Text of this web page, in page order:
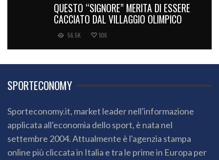
QUESTO “SIGNORE” MERITA DI ESSERE
CACCIATO DAL VILLAGGIO OLIMPICO
56.5K 106
SPORTECONOMY
Sporteconomy.it, market leader nell'informazione
applicata all'economia dello sport, è nata nel
settembre 2004. Attualmente è l'agenzia stampa
online più cliccata in Italia e tra le prime in Europa per